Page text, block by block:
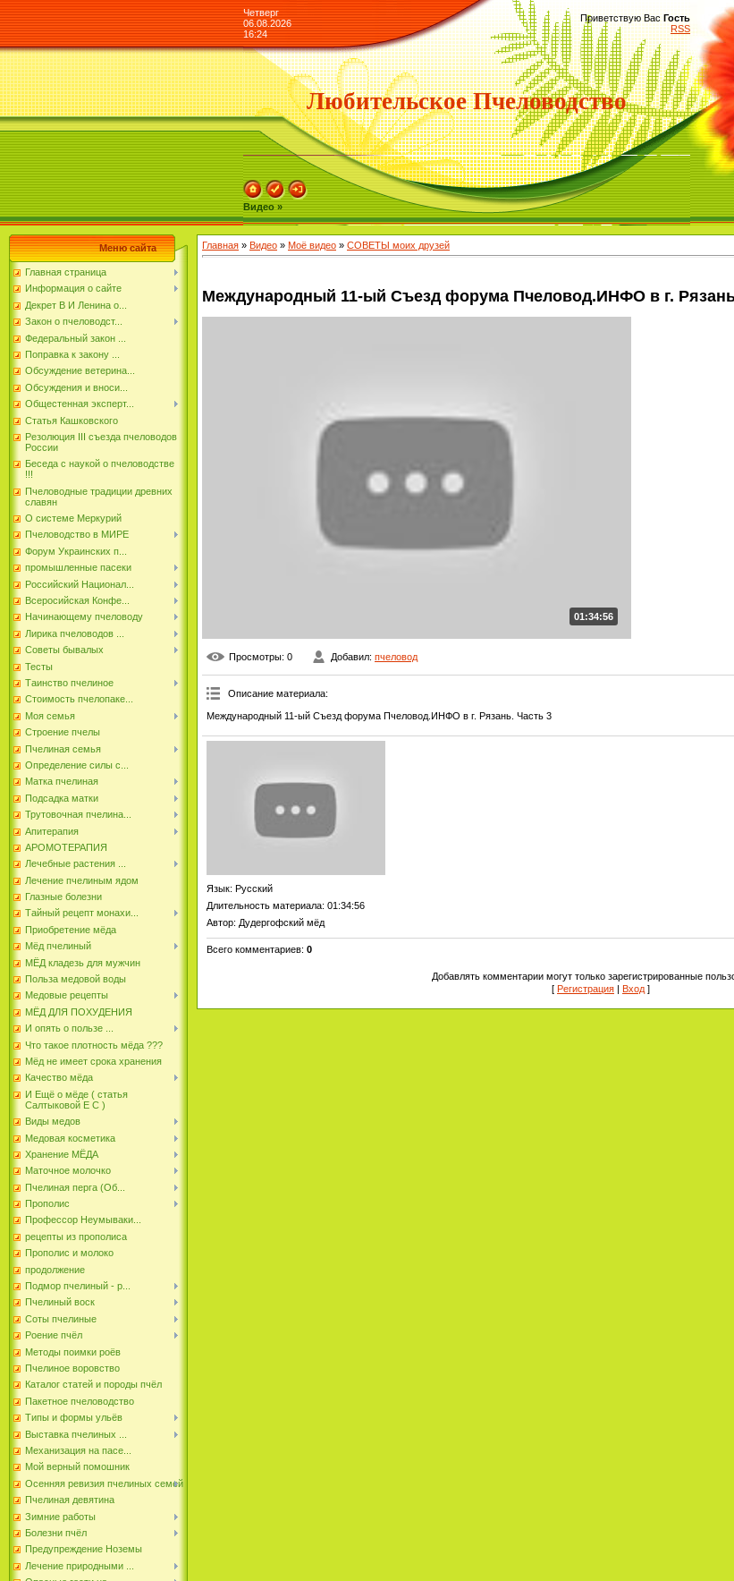
Четверг
06.08.2026
16:24
Приветствую Вас Гость
RSS
Любительское Пчеловодство
Видео »
Меню сайта
Главная страница
Информация о сайте
Декрет В И Ленина о...
Закон о пчеловодст...
Федеральный закон ...
Поправка к закону ...
Обсуждение ветерина...
Обсуждения и вноси...
Общестенная эксперт...
Статья Кашковского
Резолюция III съезда пчеловодов
России
Беседа с наукой о пчеловодстве
!!!
Пчеловодные традиции древних
славян
О системе Меркурий
Пчеловодство в МИРЕ
Форум Украинских п...
промышленные пасеки
Российский Национал...
Всеросийская Конфе...
Начинающему пчеловоду
Лирика пчеловодов ...
Советы бывалых
Тесты
Таинство пчелиное
Стоимость пчелопаке...
Моя семья
Строение пчелы
Пчелиная семья
Определение силы с...
Матка пчелиная
Подсадка матки
Трутовочная пчелина...
Апитерапия
АРОМОТЕРАПИЯ
Лечебные растения ...
Лечение пчелиным ядом
Глазные болезни
Тайный рецепт монахи...
Приобретение мёда
Мёд пчелиный
МЁД кладезь для мужчин
Польза медовой воды
Медовые рецепты
МЁД ДЛЯ ПОХУДЕНИЯ
И опять о пользе ...
Что такое плотность мёда ???
Мёд не имеет срока хранения
Качество мёда
И Ещё о мёде ( статья
Салтыковой Е С )
Виды медов
Медовая косметика
Хранение МЁДА
Маточное молочко
Пчелиная перга (Об...
Прополис
Профессор Неумываки...
рецепты из прополиса
Прополис и молоко
продолжение
Подмор пчелиный - р...
Пчелиный воск
Соты пчелиные
Роение пчёл
Методы поимки роёв
Пчелиное воровство
Каталог статей и породы пчёл
Пакетное пчеловодство
Типы и формы ульёв
Выставка пчелиных ...
Механизация на пасе...
Мой верный помошник
Осенняя ревизия пчелиных семей
Пчелиная девятина
Зимние работы
Болезни пчёл
Предупреждение Ноземы
Лечение природными ...
Главная » Видео » Моё видео » СОВЕТЫ моих друзей
Международный 11-ый Съезд форума Пчеловод.ИНФО в г.
01:34:56
Просмотры: 0 Добавил: пчеловод
Описание материала:
Международный 11-ый Съезд форума Пчеловод.ИНФО в г. Рязань. Часть 3
Язык: Русский
Длительность материала: 01:34:56
Автор: Дудергофский мёд
Всего комментариев: 0
Добавлять комментарии могут только зарегистрированные
[ Регистрация | Вход ]